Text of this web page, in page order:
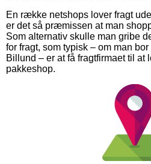
En række netshops lover fragt
er det så præmissen at man
Som alternativ skulle man gribe
for fragt, som typisk – om man
Billund – er at få fragtfirmaet til at
pakkeshop.